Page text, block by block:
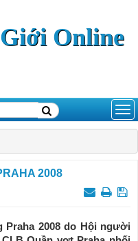
Online
2008
Praha 2008 do Hội người